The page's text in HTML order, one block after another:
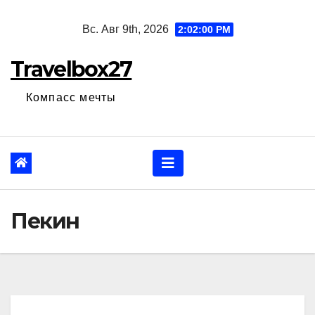
Вс. Авг 9th, 2026 2:02:01 PM
Travelbox27
Компасс мечты
Пекин